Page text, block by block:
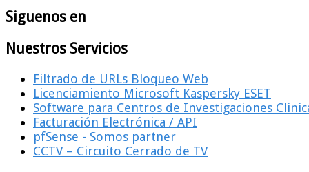
Siguenos en
Nuestros Servicios
Filtrado de URLs Bloqueo Web
Licenciamiento Microsoft Kaspersky ESET
Software para Centros de Investigaciones
Facturación Electrónica / API
pfSense - Somos partner
CCTV – Circuito Cerrado de TV